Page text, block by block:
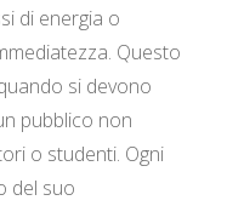
di energia o
Questo
si devono
pubblico non
o studenti. Ogni
del suo